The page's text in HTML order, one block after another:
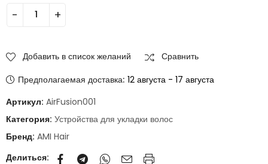
Добавить в список желаний
Сравнить
Предполагаемая доставка: 12 августа - 17 августа
Артикул: AirFusion001
Категория: Устройства для укладки волос
Бренд: AMI Hair
Делиться: